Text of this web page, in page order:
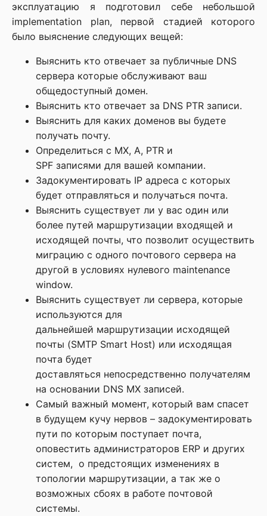
эксплуатацию я подготовил себе небольшой
implementation plan, первой стадией которого
было выяснение следующих вещей:
Выяснить кто отвечает за публичные DNS
сервера которые обслуживают ваш
общедоступный домен.
Выяснить кто отвечает за DNS PTR записи.
Выяснить для каких доменов вы будете
получать почту.
Определиться с MX, A, PTR и
SPF записями для вашей компании.
Задокументировать IP адреса с которых
будет отправляться и получаться почта.
Выяснить существует ли у вас один или
более путей маршрутизации входящей и
исходящей почты, что позволит осуществить
миграцию с одного почтового сервера на
другой в условиях нулевого maintenance
window.
Выяснить существует ли сервера, которые
используются для
дальнейшей маршрутизации исходящей
почты (SMTP Smart Host) или исходящая
почта будет
доставляться непосредственно получателям
на основании DNS MX записей.
Самый важный момент, который вам спасет
в будущем кучу нервов – задокументировать
пути по которым поступает почта,
оповестить администраторов ERP и других
систем, о предстоящих изменениях в
топологии маршрутизации, а так же о
возможных сбоях в работе почтовой
системы.